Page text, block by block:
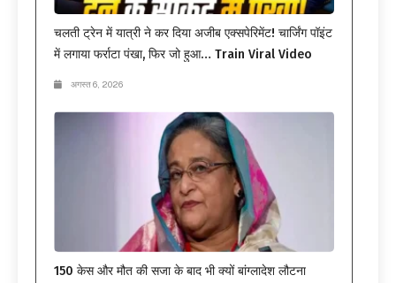
चलती ट्रेन में यात्री ने कर दिया अजीब एक्सपेरिमेंट! चार्जिंग पॉइंट
में लगाया फर्राटा पंखा, फिर जो हुआ… Train Viral Video
अगस्त 6, 2026
150 केस और मौत की सजा के बाद भी क्यों बांग्लादेश लौटना